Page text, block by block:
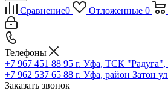
Сравнение0 Отложенные 0
Телефоны
+7 967 451 88 95 г. Уфа, ТСК "Радуга",
+7 962 537 65 88 г. Уфа, район Затон
Заказать звонок